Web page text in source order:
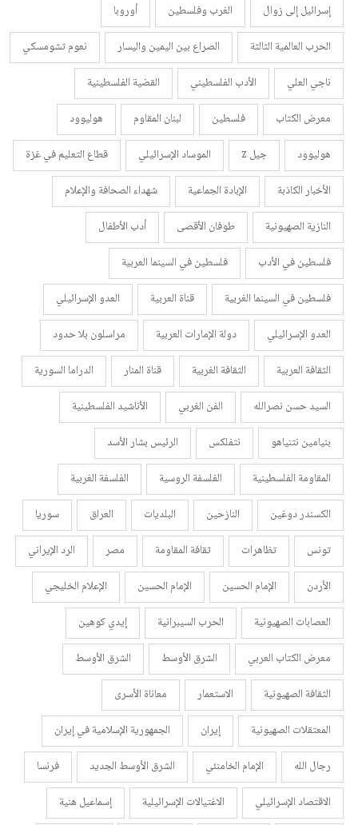
إسرائيل إلى زوال
الغرب وفلسطين
أوروبا
الحرب العالمية الثالثة
الصراع بين اليمين واليسار
نعوم تشومسكي
ناجي العلي
الأدب الفلسطيني
القضية الفلسطينية
معرض الكتاب
فلسطين لبنان المقاوم
هوليوود
هوليوود
جيل z الموساد الإسرائيلي
قطاع التعليم في غزة
الأخبار الكاذبة
الإبادة الجماعية
شهداء الصحافة والإعلام
النازية الصهيونية
طوفان الأقصى
أدب الأطفال
فلسطين في الأدب
فلسطين في السينما العربية
فلسطين في السينما الغربية
قناة العربية
العدو الإسرائيلي
العدو الإسرائيلي
دولة الإمارات العربية
مراسلون بلا حدود
الثقافة العربية
الثقافة الغربية قناة المنار
الدراما السورية
السيد حسن نصرالله
الفن الغربي
الأناشيد الفلسطينية
بنيامين نتنياهو
نتفلكس
الرئيس بشار الأسد
المقاومة الفلسطينية
الفلسفة الروسية
الفلسفة الغربية
الكسندر دوغين
النازحين البلديات العراق
سوريا
تونس
تظاهرات ثقافة المقاومة مصر
الرد الإيراني
الأردن
الإمام الحسين الإمام الحسين
الإعلام الخليجي
العصابات الصهيونية
الحرب السيبرانية
إيدي كوهين
معرض الكتاب العربي
الشرق الأوسط
الشرق الأوسط
الثقافة الصهيونية
الاستعمار
معاناة الأسرى
المعتقلات الصهيونية
إيران
الجمهورية الإسلامية في إيران
رجال الله
الإمام الخامنئي الشرق الأوسط الجديد
فرنسا
الاقتصاد الإسرائيلي
الاغتيالات الإسرائيلية
إسماعيل هنية